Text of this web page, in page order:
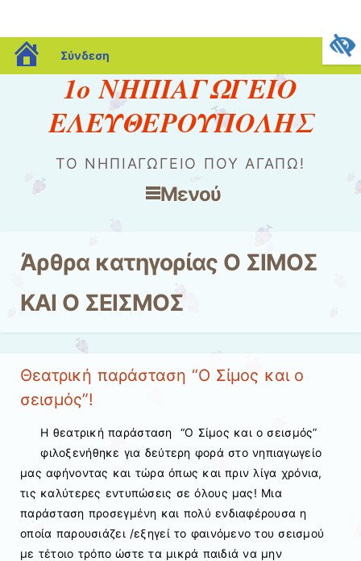
blogs.sch.gr
Σύνδεση
1ο ΝΗΠΙΑΓΩΓΕΙΟ
ΕΛΕΥΘΕΡΟΥΠΟΛΗΣ
ΤΟ ΝΗΠΙΑΓΩΓΕΊΟ ΠΟΥ ΑΓΑΠΏ!
Μενού
Άρθρα κατηγορίας Ο ΣΙΜΟΣ
ΚΑΙ Ο ΣΕΙΣΜΟΣ
Θεατρική παράσταση “Ο Σίμος και ο
σεισμός”!
Η θεατρική παράσταση “Ο Σίμος και ο σεισμός”
φιλοξενήθηκε για δεύτερη φορά στο νηπιαγωγείο
μας αφήνοντας και τώρα όπως και πριν λίγα χρόνια,
τις καλύτερες εντυπώσεις σε όλους μας! Μια
παράσταση προσεγμένη και πολύ ενδιαφέρουσα η
οποία παρουσιάζει /εξηγεί το φαινόμενο του σεισμού
με τέτοιο τρόπο ώστε τα μικρά παιδιά να μην